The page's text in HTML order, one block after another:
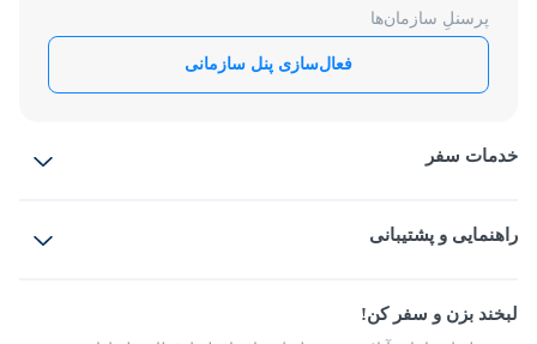
پرسنلِ سازمان‌ها
فعال‌سازی پنل سازمانی
خدمات سفر
بلیط قطار
راهنمایی و پشتیبانی
شرایط و مقررات
لبخند بزن و سفر کن!